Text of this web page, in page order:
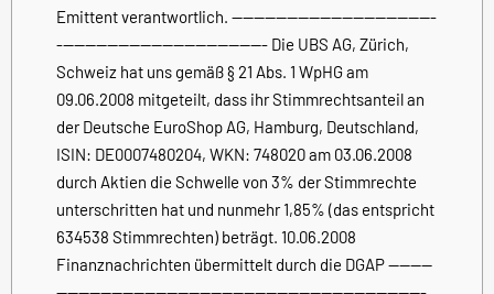
Emittent verantwortlich. -------------------------------------
-------------------------------------- Die UBS AG, Zürich,
Schweiz hat uns gemäß § 21 Abs. 1 WpHG am
09.06.2008 mitgeteilt, dass ihr Stimmrechtsanteil an
der Deutsche EuroShop AG, Hamburg, Deutschland,
ISIN: DE0007480204, WKN: 748020 am 03.06.2008
durch Aktien die Schwelle von 3% der Stimmrechte
unterschritten hat und nunmehr 1,85% (das entspricht
634538 Stimmrechten) beträgt. 10.06.2008
Finanznachrichten übermittelt durch die DGAP --------